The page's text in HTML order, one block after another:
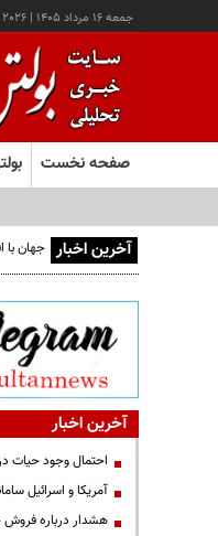
جمعه ۱۶ مرداد ۱۴۰۵ |
صفحه نخست
آخرین اخبار
آخرین اخبار
احتمال وجود حیات
آمریکا و اسرائیل
هشدار درباره